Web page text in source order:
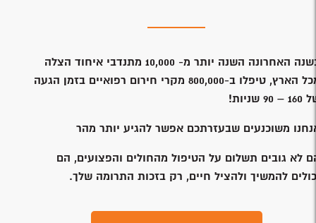
האחרונה השנה יותר מ- 10,000 מתנדבי איחוד הצלה
מכל הארץ, טיפלו ב-800,000 מקרי חירום רפואיים בזמן הגעה
90 שניות!
משוכנעים שבעזרתכם אפשר להגיע יותר מהר
לא גובים תשלום על הטיפול מהחולים והפצועים, הם
להמשיך ולהציל חיים, רק בזכות התרומה שלך.